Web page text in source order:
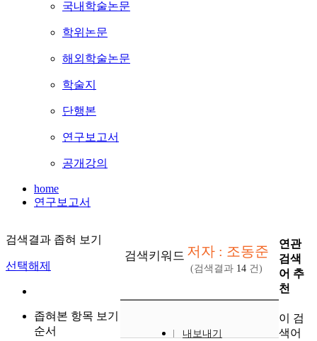
국내학술논문
학위논문
해외학술논문
학술지
단행본
연구보고서
공개강의
home
연구보고서
검색결과 좁혀 보기
선택해제
좁혀본 항목 보기
순서
검색키워드 저자 : 조동준
(검색결과 14 건)
내보내기
연관
검색
어 추
천
이 검
색어